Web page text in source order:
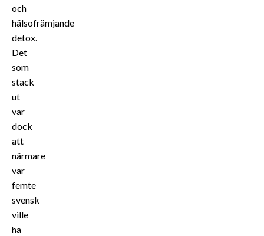
och
hälsofrämjande
detox.
Det
som
stack
ut
var
dock
att
närmare
var
femte
svensk
ville
ha